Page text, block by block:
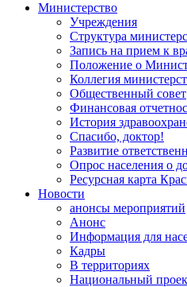
Министерство
Учреждения
Структура
Запись на прием к
Положение о
Коллегия
Общественный совет
Финансовая
История
Спасибо, доктор!
Развитие
Опрос населения о
Ресурсная карта
Новости
анонсы мероприятий
Анонс
Информация для
Кадры
В территориях
Национальный